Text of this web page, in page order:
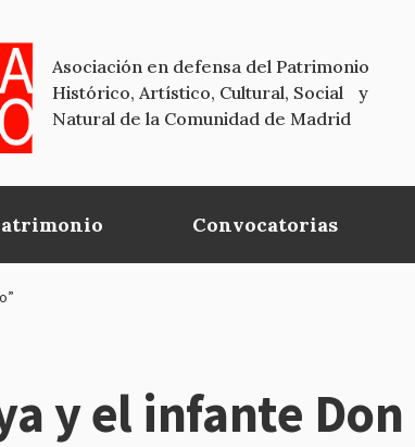
Asociación en defensa del Patrimonio
Histórico, Artístico, Cultural, Social y
Natural de la Comunidad de Madrid
Convocatorias
y el infante